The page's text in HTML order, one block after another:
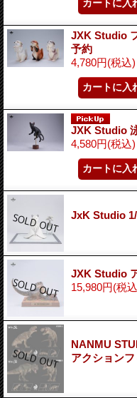
JXK Studio
予約
4,780円(税込)
JXK Studio
4,580円(税込)
JxK Studio
JXK Studio
15,980円(税
NANMU
アクション